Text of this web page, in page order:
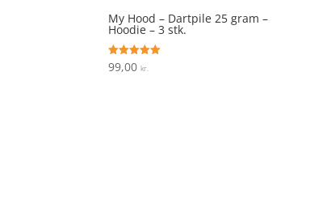
My Hood – Dartpile 25 gram –
Hoodie – 3 stk.
Vurderet
5
99,00kr.